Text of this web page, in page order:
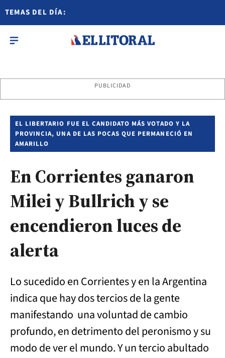
TEMAS DEL DÍA:
PUBLICIDAD
EL LIBERTARIO FUE EL CANDIDATO MÁS VOTADO Y LA
PROVINCIA, UNA DE LAS POCAS QUE PERMANECIÓ EN
AMARILLO
En Corrientes ganaron
Milei y Bullrich y se
encendieron luces de
alerta
Lo sucedido en Corrientes y en la Argentina
indica que hay dos tercios de la gente
manifestando una voluntad de cambio
profundo, en detrimento del peronismo y su
modo de ver el mundo. Y un tercio abultado